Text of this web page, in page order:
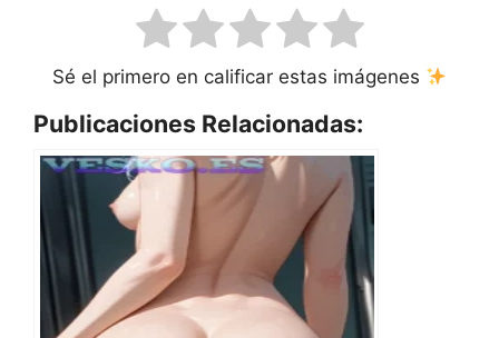
Sé el primero en calificar estas imágenes
Publicaciones Relacionadas: